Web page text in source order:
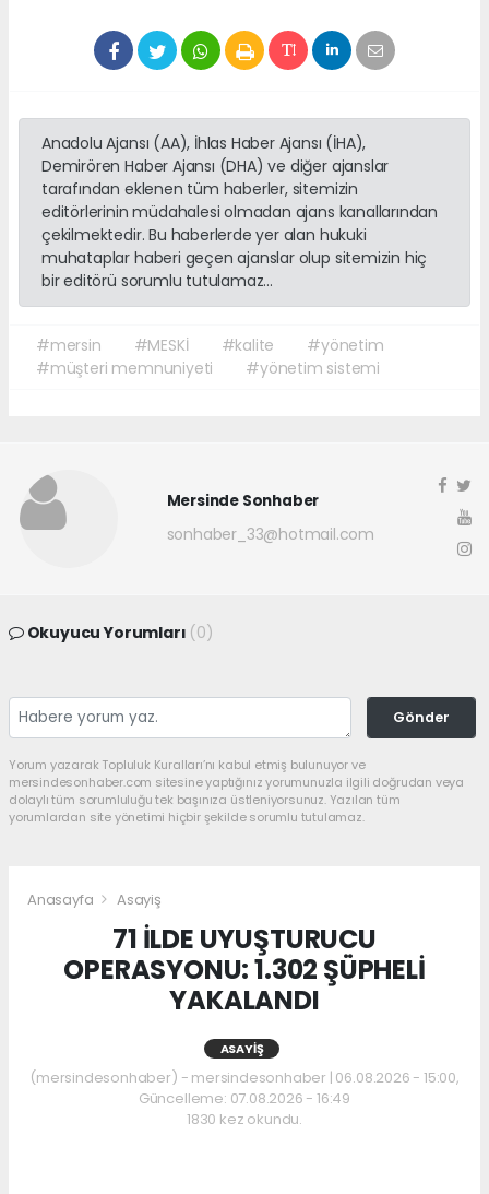
Anadolu Ajansı (AA), İhlas Haber Ajansı (İHA),
Demirören Haber Ajansı (DHA) ve diğer ajanslar
tarafından eklenen tüm haberler, sitemizin
editörlerinin müdahalesi olmadan ajans kanallarından
çekilmektedir. Bu haberlerde yer alan hukuki
muhataplar haberi geçen ajanslar olup sitemizin hiç
bir editörü sorumlu tutulamaz...
#mersin #MESKİ #kalite
#yönetim
#müşteri memnuniyeti
#yönetim sistemi
Mersinde Sonhaber
sonhaber_33@hotmail.com
Okuyucu Yorumları (0)
Gönder
Yorum yazarak Topluluk Kuralları’nı kabul etmiş bulunuyor ve
mersindesonhaber.com sitesine yaptığınız yorumunuzla ilgili doğrudan veya
dolaylı tüm sorumluluğu tek başınıza üstleniyorsunuz. Yazılan tüm
yorumlardan site yönetimi hiçbir şekilde sorumlu tutulamaz.
Anasayfa Asayiş
71 İLDE UYUŞTURUCU
OPERASYONU: 1.302 ŞÜPHELİ
YAKALANDI
ASAYIŞ
(mersindesonhaber) - mersindesonhaber | 06.08.2026 - 15:00,
Güncelleme: 07.08.2026 - 16:49
1830 kez okundu.